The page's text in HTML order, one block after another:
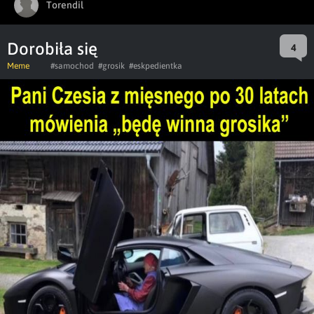
Torendil
Dorobiła się 4
Meme #samochod #grosik #eskpedientka